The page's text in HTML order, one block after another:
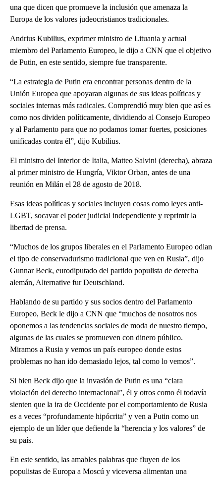
una que dicen que promueve la inclusión que amenaza la
Europa de los valores judeocristianos tradicionales.
Andrius Kubilius, exprimer ministro de Lituania y actual
miembro del Parlamento Europeo, le dijo a CNN que el objetivo
de Putin, en este sentido, siempre fue transparente.
“La estrategia de Putin era encontrar personas dentro de la
Unión Europea que apoyaran algunas de sus ideas políticas y
sociales internas más radicales. Comprendió muy bien que así es
como nos dividen políticamente, dividiendo al Consejo Europeo
y al Parlamento para que no podamos tomar fuertes, posiciones
unificadas contra él”, dijo Kubilius.
El ministro del Interior de Italia, Matteo Salvini (derecha), abraza
al primer ministro de Hungría, Viktor Orban, antes de una
reunión en Milán el 28 de agosto de 2018.
Esas ideas políticas y sociales incluyen cosas como leyes anti-
LGBT, socavar el poder judicial independiente y reprimir la
libertad de prensa.
“Muchos de los grupos liberales en el Parlamento Europeo odian
el tipo de conservadurismo tradicional que ven en Rusia”, dijo
Gunnar Beck, eurodiputado del partido populista de derecha
alemán, Alternative fur Deutschland.
Hablando de su partido y sus socios dentro del Parlamento
Europeo, Beck le dijo a CNN que “muchos de nosotros nos
oponemos a las tendencias sociales de moda de nuestro tiempo,
algunas de las cuales se promueven con dinero público.
Miramos a Rusia y vemos un país europeo donde estos
problemas no han ido demasiado lejos, tal como lo vemos”.
Si bien Beck dijo que la invasión de Putin es una “clara
violación del derecho internacional”, él y otros como él todavía
sienten que la ira de Occidente por el comportamiento de Rusia
es a veces “profundamente hipócrita” y ven a Putin como un
ejemplo de un líder que defiende la “herencia y los valores” de
su país.
En este sentido, las amables palabras que fluyen de los
populistas de Europa a Moscú y viceversa alimentan una